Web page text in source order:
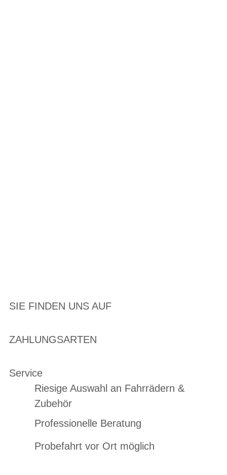
SIE FINDEN UNS AUF
ZAHLUNGSARTEN
Service
Riesige Auswahl an Fahrrädern &
Zubehör
Professionelle Beratung
Probefahrt vor Ort möglich